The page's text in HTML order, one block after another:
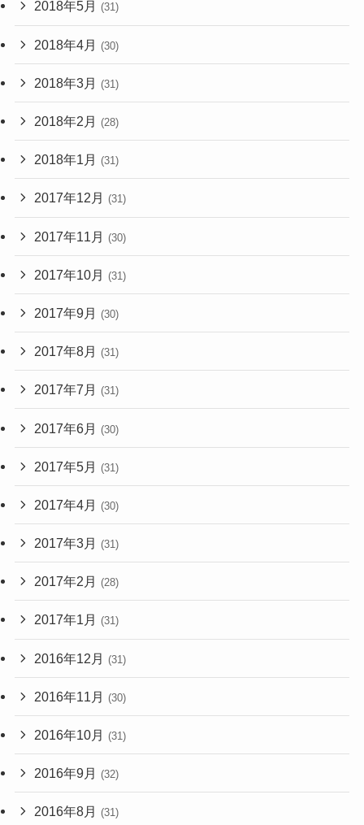
2018年5月 (31)
2018年4月 (30)
2018年3月 (31)
2018年2月 (28)
2018年1月 (31)
2017年12月 (31)
2017年11月 (30)
2017年10月 (31)
2017年9月 (30)
2017年8月 (31)
2017年7月 (31)
2017年6月 (30)
2017年5月 (31)
2017年4月 (30)
2017年3月 (31)
2017年2月 (28)
2017年1月 (31)
2016年12月 (31)
2016年11月 (30)
2016年10月 (31)
2016年9月 (32)
2016年8月 (31)